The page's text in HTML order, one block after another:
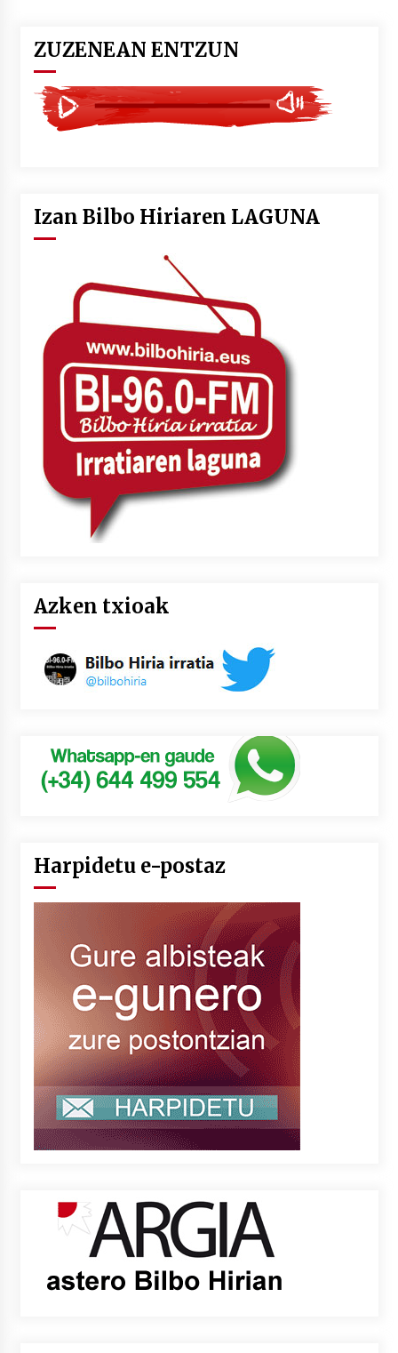
ZUZENEAN ENTZUN
Izan Bilbo Hiriaren LAGUNA
Azken txioak
Harpidetu e-postaz